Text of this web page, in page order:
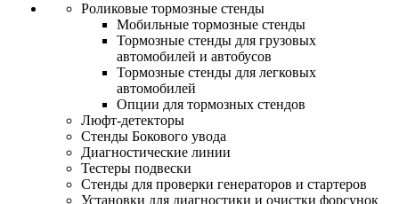
Роликовые тормозные стенды
Мобильные тормозные стенды
Тормозные стенды для грузовых
автомобилей и автобусов
Тормозные стенды для легковых
автомобилей
Опции для тормозных стендов
Люфт-детекторы
Стенды Бокового увода
Диагностические линии
Тестеры подвески
Стенды для проверки генераторов и стартеров
Установки для диагностики и очистки форсунок